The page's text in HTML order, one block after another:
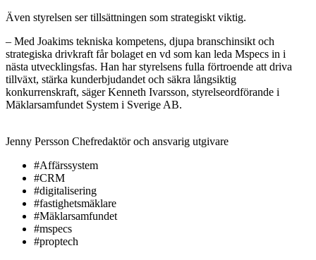
Även styrelsen ser tillsättningen som strategiskt viktig.
– Med Joakims tekniska kompetens, djupa branschinsikt och
strategiska drivkraft får bolaget en vd som kan leda Mspecs in i
nästa utvecklingsfas. Han har styrelsens fulla förtroende att driva
tillväxt, stärka kunderbjudandet och säkra långsiktig
konkurrenskraft, säger Kenneth Ivarsson, styrelseordförande i
Mäklarsamfundet System i Sverige AB.
Jenny Persson Chefredaktör och ansvarig utgivare
#Affärssystem
#CRM
#digitalisering
#fastighetsmäklare
#Mäklarsamfundet
#mspecs
#proptech